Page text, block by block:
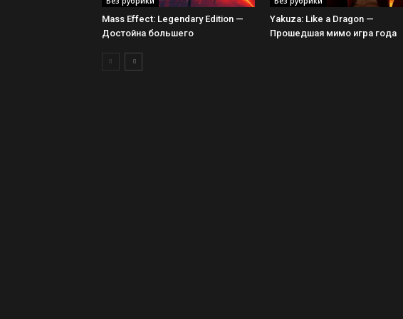
Mass Effect: Legendary Edition —
Достойна большего
Yakuza: Like a Dragon —
Прошедшая мимо игра года